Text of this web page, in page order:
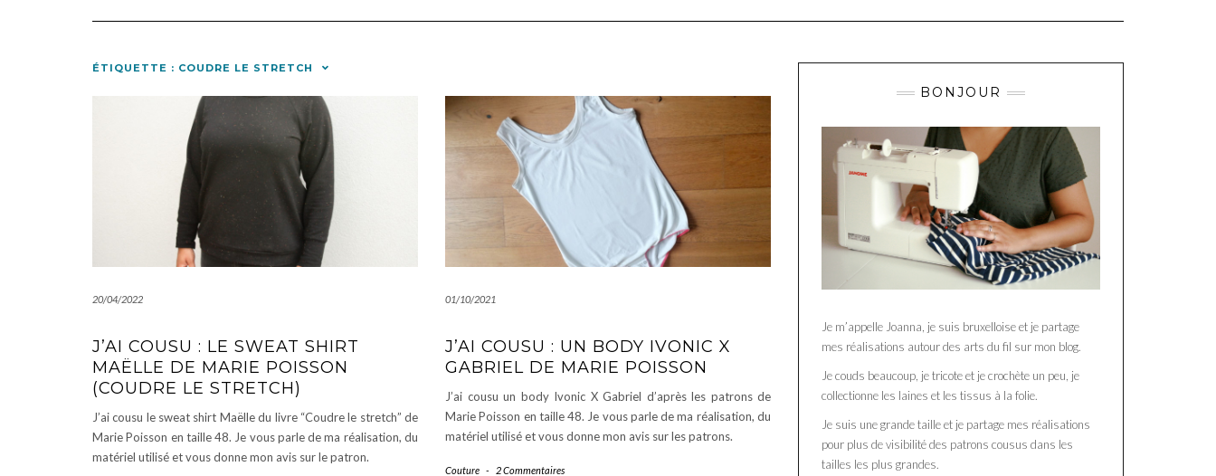
ÉTIQUETTE : COUDRE LE STRETCH
20/04/2022
J’AI COUSU : LE SWEAT SHIRT
MAËLLE DE MARIE POISSON
(COUDRE LE STRETCH)
J’ai cousu le sweat shirt Maëlle du livre “Coudre le stretch” de
Marie Poisson en taille 48. Je vous parle de ma réalisation, du
matériel utilisé et vous donne mon avis sur le patron.
01/10/2021
J’AI COUSU : UN BODY IVONIC X
GABRIEL DE MARIE POISSON
J’ai cousu un body Ivonic X Gabriel d’après les patrons de
Marie Poisson en taille 48. Je vous parle de ma réalisation, du
matériel utilisé et vous donne mon avis sur les patrons.
Couture - 2 Commentaires
BONJOUR
Je m’appelle Joanna, je suis bruxelloise et je partage
mes réalisations autour des arts du fil sur mon blog.
Je couds beaucoup, je tricote et je crochète un peu, je
collectionne les laines et les tissus à la folie.
Je suis une grande taille et je partage mes réalisations
pour plus de visibilité des patrons cousus dans les
tailles les plus grandes.